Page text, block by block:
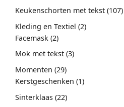
Keukenschorten met tekst 107
Kleding en Textiel 22
Facemask 22
Mok met tekst 33
Momenten 2929
producten
Kerstgeschenken 11
Sinterklaas 2222